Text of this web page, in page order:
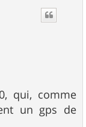
qui, comme
un gps de